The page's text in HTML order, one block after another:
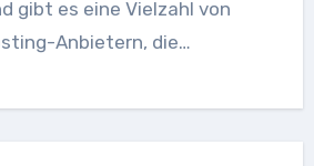
gibt es eine Vielzahl von
Anbietern, die…